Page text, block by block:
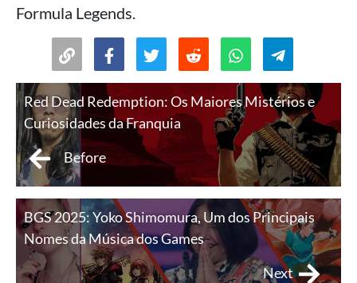
Formula Legends.
Red Dead Redemption: Os Maiores Mistérios e
Curiosidades da Franquia
Before
BGS 2025: Yoko Shimomura, Um dos Principais
Nomes da Música dos Games
Next